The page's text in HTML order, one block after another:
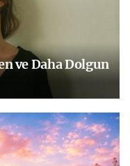
ve Daha Dolgun